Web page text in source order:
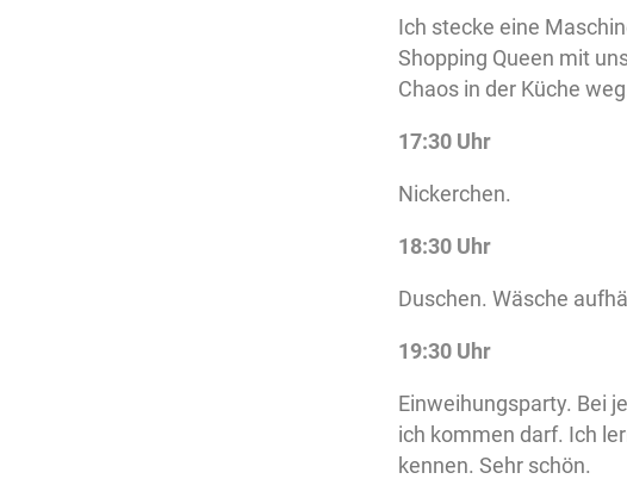
Ich stecke eine
Shopping Queen mit
Chaos in der Küche
17:30 Uhr
Nickerchen.
18:30 Uhr
Duschen. Wäsche
19:30 Uhr
Einweihungsparty. Bei
ich kommen darf. Ich
kennen. Sehr schön.